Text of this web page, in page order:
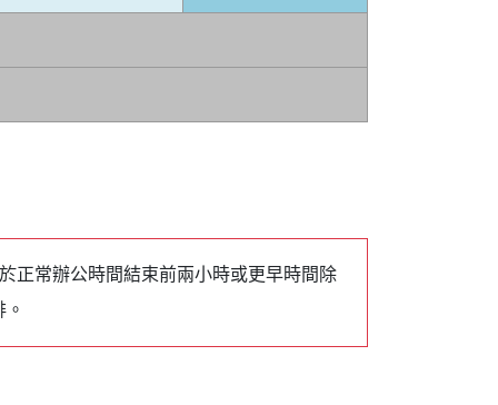
正常辦公時間結束前兩小時或更早時間除